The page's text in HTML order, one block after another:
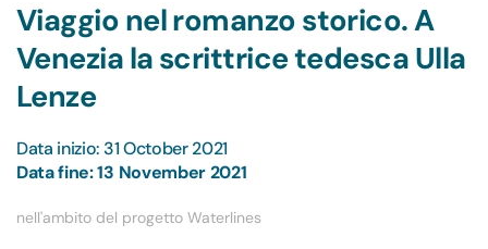
Viaggio nel romanzo storico. A
Venezia la scrittrice tedesca Ulla
Lenze
Data inizio: 31 October 2021
Data fine: 13 November 2021
nell'ambito del progetto Waterlines